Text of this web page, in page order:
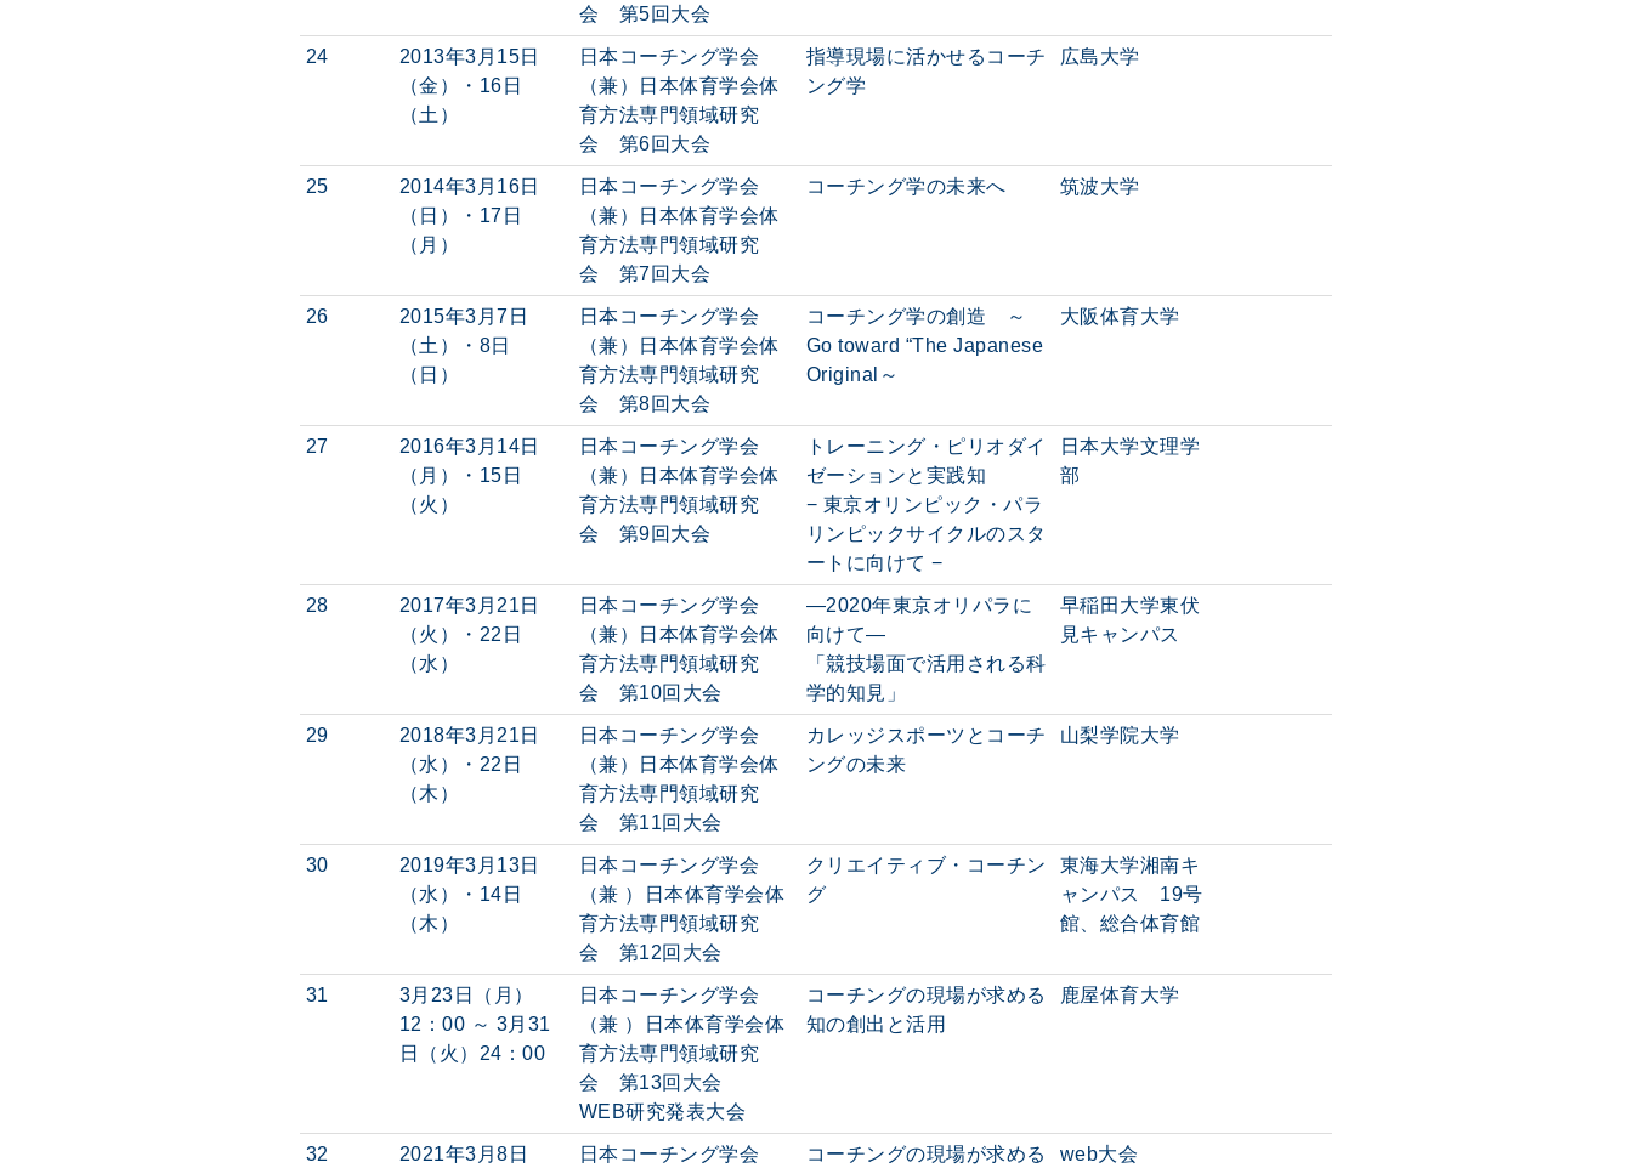
会 第5回大会
24
2013年3月15日
（金）・16日
（土）
日本コーチング学会
（兼）日本体育学会体
育方法専門領域研究
会 第6回大会
指導現場に活かせるコーチ
ング学
広島大学
25
2014年3月16日
（日）・17日
（月）
日本コーチング学会
（兼）日本体育学会体
育方法専門領域研究
会 第7回大会
コーチング学の未来へ 筑波大学
26
2015年3月7日
（土）・8日
（日）
日本コーチング学会
（兼）日本体育学会体
育方法専門領域研究
会 第8回大会
コーチング学の創造 ～
Go toward “The Japanese
Original～
大阪体育大学
27
2016年3月14日
（月）・15日
（火）
日本コーチング学会
（兼）日本体育学会体
育方法専門領域研究
会 第9回大会
トレーニング・ピリオダイ
ゼーションと実践知
− 東京オリンピック・パラ
リンピックサイクルのスタ
ートに向けて −
日本大学文理学
部
28
2017年3月21日
（火）・22日
（水）
日本コーチング学会
（兼）日本体育学会体
育方法専門領域研究
会 第10回大会
―2020年東京オリパラに
向けて―
「競技場面で活用される科
学的知見」
早稲田大学東伏
見キャンパス
29
2018年3月21日
（水）・22日
（木）
日本コーチング学会
（兼）日本体育学会体
育方法専門領域研究
会 第11回大会
カレッジスポーツとコーチ
ングの未来
山梨学院大学
30
2019年3月13日
（水）・14日
（木）
日本コーチング学会
（兼 ）日本体育学会体
育方法専門領域研究
会 第12回大会
クリエイティブ・コーチン
グ
東海大学湘南キ
ャンパス 19号
館、総合体育館
31
3月23日（月）
12：00 ～ 3月31
日（火）24：00
日本コーチング学会
（兼 ）日本体育学会体
育方法専門領域研究
会 第13回大会
WEB研究発表大会
コーチングの現場が求める
知の創出と活用
鹿屋体育大学
32 2021年3月8日 日本コーチング学会 コーチングの現場が求める web大会